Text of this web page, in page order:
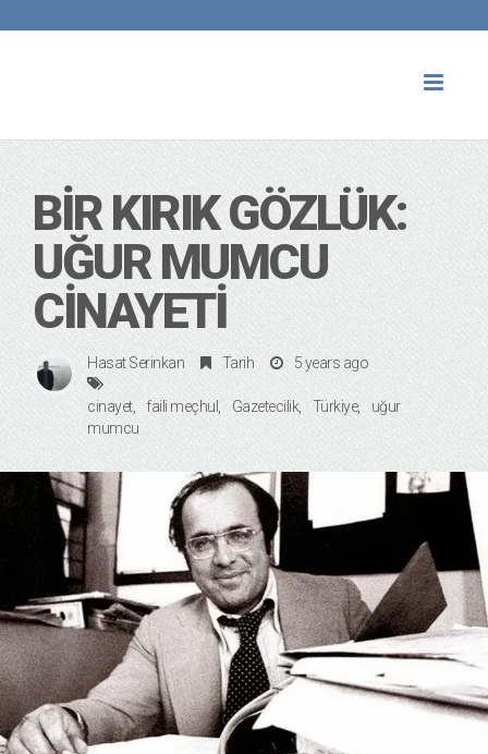
BIR KIRIK GÖZLÜK:
UĞUR MUMCU
CINAYETI
Hasat Serinkan Tarih 5 years ago
cinayet faili meçhul Gazetecilik Türkiye
uğur
mumcu